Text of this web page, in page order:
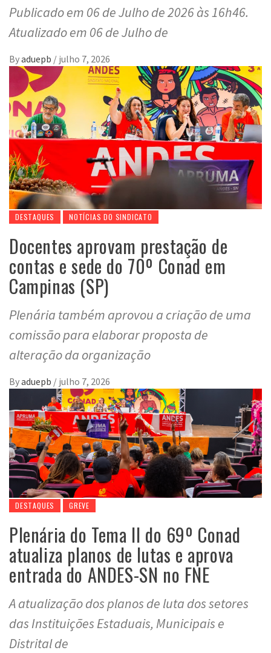
Publicado em 06 de Julho de 2026 às 16h46.
Atualizado em 06 de Julho de
Byaduepb / julho 7, 2026
DESTAQUES NOTÍCIAS DO SINDICATO
Docentes aprovam prestação de
contas e sede do 70º Conad em
Campinas (SP)
Plenária também aprovou a criação de uma
comissão para elaborar proposta de
alteração da organização
Byaduepb / julho 7, 2026
DESTAQUES GREVE
Plenária do Tema II do 69º Conad
atualiza planos de lutas e aprova
entrada do ANDES-SN no FNE
A atualização dos planos de luta dos setores
das Instituições Estaduais, Municipais e
Distrital de